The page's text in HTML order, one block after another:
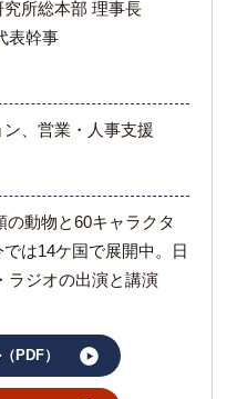
所総本部 理事長
表幹事
、営業・人事支援
の動物と60キャラクタ
は14ケ国で展開中。日
ラジオの出演と講演
PDF）